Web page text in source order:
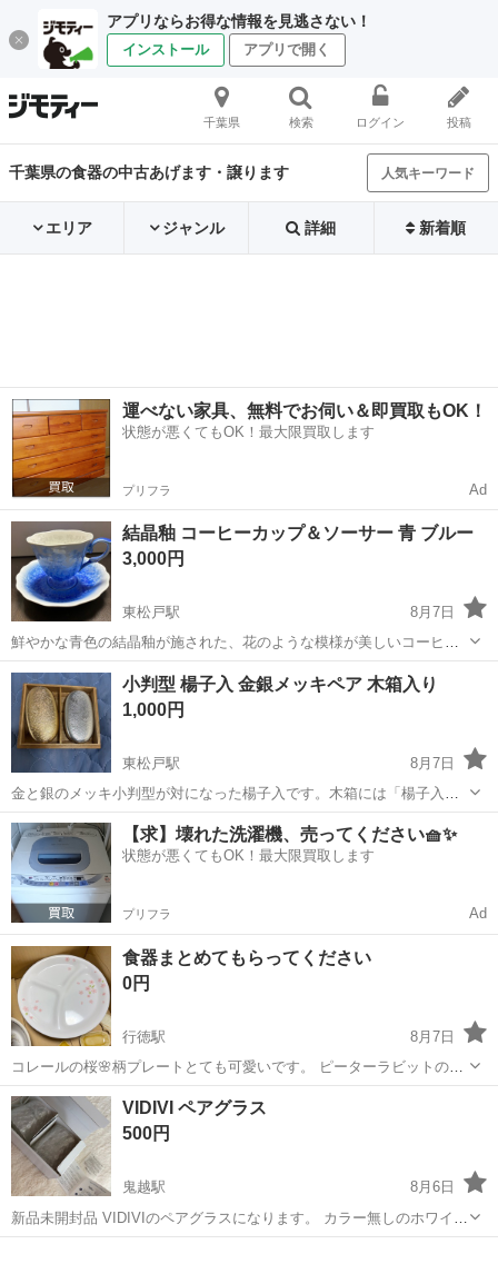
アプリならお得な情報を見逃さない！
インストール アプリで開く
千葉県 検索 ログイン 投稿
千葉県の食器の中古あげます・譲ります 人気キーワード
エリア ジャンル 詳細 新着順
運べない家具、無料でお伺い＆即買取もOK！
状態が悪くてもOK！最大限買取します
プリフラ Ad
結晶釉 コーヒーカップ＆ソーサー 青 ブルー
3,000円
東松戸駅
8月7日
鮮やかな青色の結晶釉が施された、花のような模様が美しいコーヒー
カップ＆ソーサーです。
千葉 松戸市 東松戸駅 食器
小判型 楊子入 金銀メッキペア 木箱入り
1,000円
東松戸駅
8月7日
金と銀のメッキ小判型が対になった楊子入です。木箱には「楊子入」
と記されており、和の趣を感じさせる品です。 - 形状: 小判型 - カラ
ー: ゴールド、シルバー - 付属品: 木箱
千葉 松戸市 東松戸駅 食器
【求】壊れた洗濯機、売ってください🧺✨
状態が悪くてもOK！最大限買取します
プリフラ Ad
食器まとめてもらってください
0円
行徳駅
8月7日
コレールの桜🌸柄プレートとても可愛いです。 ピーターラビットの器
も。 桜型の箸置きもあります。 キティちゃんの薄ピンク色のガラスの
さらもあり。 ゼルダの小皿はNintendoのものです。
千葉 市川市 食器
VIDIVI ペアグラス
500円
鬼越駅
8月6日
新品未開封品 VIDIVIのペアグラスになります。 カラー無しのホワイト
自宅近くにての受け渡し希望